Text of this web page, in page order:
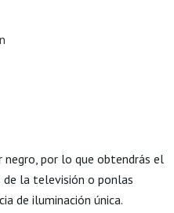
por lo que obtendrás el
de la televisión o ponlas
de iluminación única.